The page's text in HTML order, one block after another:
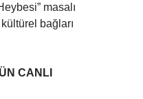
masalı
bağları
CANLI